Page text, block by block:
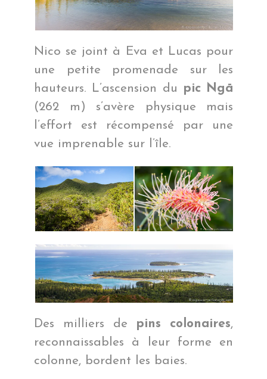
Nico se joint à Eva et Lucas pour
une petite promenade sur les
hauteurs. L’ascension du
pic Ngā
(262 m) s’avère physique mais
l’effort est récompensé par une
vue imprenable sur l’île.
Des milliers de pins colonaires,
reconnaissables à leur forme en
colonne, bordent les baies.